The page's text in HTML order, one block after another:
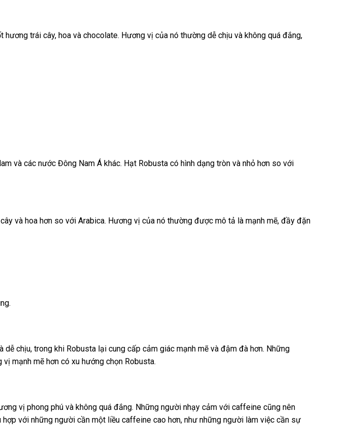
trái cây, hoa và chocolate. Hương vị của nó thường dễ chịu và không quá đắng,
và các nước Đông Nam Á khác. Hạt Robusta có hình dạng tròn và nhỏ hơn so với
và hoa hơn so với Arabica. Hương vị của nó thường được mô tả là mạnh mẽ, đầy đặn
chịu, trong khi Robusta lại cung cấp cảm giác mạnh mẽ và đậm đà hơn. Những
mạnh mẽ hơn có xu hướng chọn Robusta.
vị phong phú và không quá đắng. Những người nhạy cảm với caffeine cũng nên
với những người cần một liều caffeine cao hơn, như những người làm việc cần sự